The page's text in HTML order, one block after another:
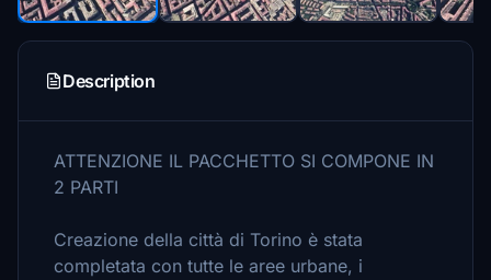
Description
ATTENZIONE IL PACCHETTO SI COMPONE IN
2 PARTI
Creazione della città di Torino è stata
completata con tutte le aree urbane, i